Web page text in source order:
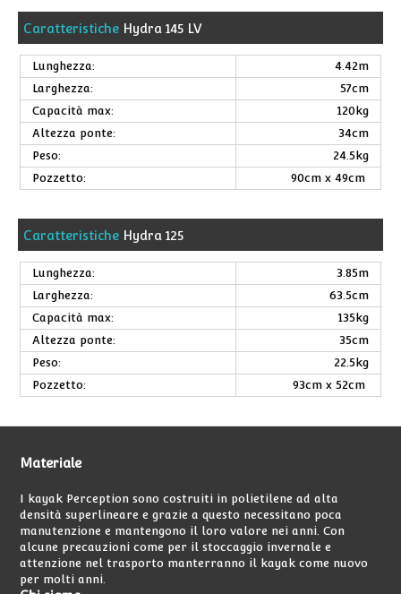
Caratteristiche Hydra 145 LV
Lunghezza:
4.42m
Larghezza:
57cm
Capacità max:
120kg
Altezza ponte:
34cm
Peso:
24.5kg
Pozzetto:
90cm x 49cm
Caratteristiche Hydra 125
Lunghezza:
3.85m
Larghezza:
63.5cm
Capacità max:
135kg
Altezza ponte:
35cm
Peso:
22.5kg
Pozzetto:
93cm x 52cm
Materiale
I kayak Perception sono costruiti in polietilene ad alta
densità superlineare e grazie a questo necessitano poca
manutenzione e mantengono il loro valore nei anni. Con
alcune precauzioni come per il stoccaggio invernale e
attenzione nel trasporto manterranno il kayak come nuovo
per molti anni.